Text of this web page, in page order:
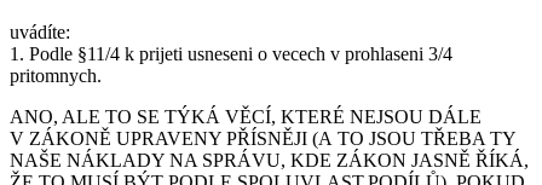
uvádíte:
1. Podle §11/4 k prijeti usneseni o vecech v prohlaseni 3/4
pritomnych.
ANO, ALE TO SE TÝKÁ VĚCÍ, KTERÉ NEJSOU DÁLE
V ZÁKONĚ UPRAVENY PŘÍSNĚJI (A TO JSOU TŘEBA TY
NAŠE NÁKLADY NA SPRÁVU, KDE ZÁKON JASNĚ ŘÍKÁ,